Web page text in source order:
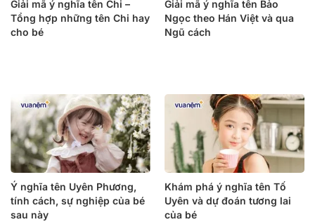
Giải mã ý nghĩa tên Chi –
Tổng hợp những tên Chi hay
cho bé
Giải mã ý nghĩa tên Bảo
Ngọc theo Hán Việt và qua
Ngũ cách
Ý nghĩa tên Uyên Phương,
tính cách, sự nghiệp của bé
sau này
Khám phá ý nghĩa tên Tố
Uyên và dự đoán tương lai
của bé